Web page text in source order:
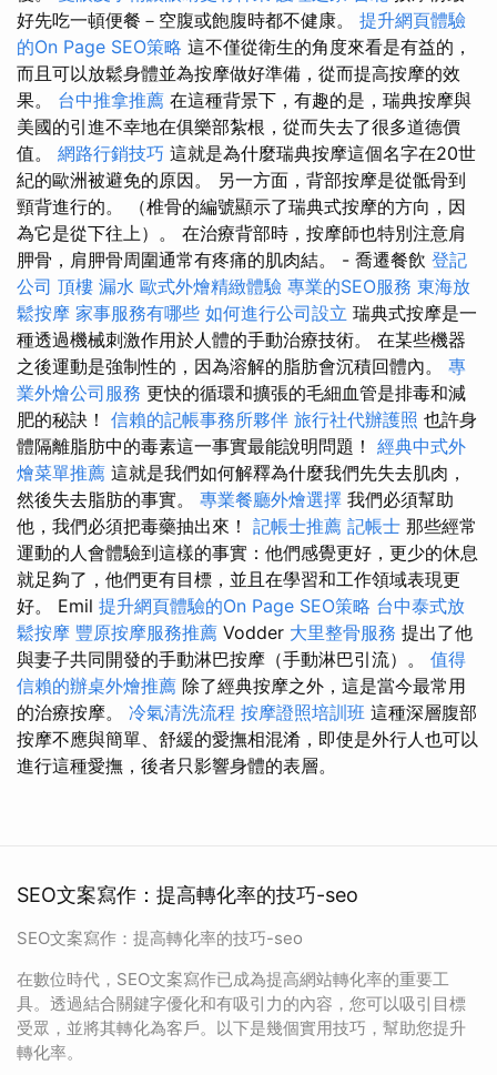
好先吃一頓便餐－空腹或飽腹時都不健康。 提升網頁體驗
的On Page SEO策略 這不僅從衛生的角度來看是有益的，
而且可以放鬆身體並為按摩做好準備，從而提高按摩的效
果。 台中推拿推薦 在這種背景下，有趣的是，瑞典按摩與
美國的引進不幸地在俱樂部紮根，從而失去了很多道德價
值。 網路行銷技巧 這就是為什麼瑞典按摩這個名字在20世
紀的歐洲被避免的原因。 另一方面，背部按摩是從骶骨到
頸背進行的。 （椎骨的編號顯示了瑞典式按摩的方向，因
為它是從下往上）。 在治療背部時，按摩師也特別注意肩
胛骨，肩胛骨周圍通常有疼痛的肌肉結。 - 喬遷餐飲 登記
公司 頂樓 漏水 歐式外燴精緻體驗 專業的SEO服務 東海放
鬆按摩 家事服務有哪些 如何進行公司設立 瑞典式按摩是一
種透過機械刺激作用於人體的手動治療技術。 在某些機器
之後運動是強制性的，因為溶解的脂肪會沉積回體內。 專
業外燴公司服務 更快的循環和擴張的毛細血管是排毒和減
肥的秘訣！ 信賴的記帳事務所夥伴 旅行社代辦護照 也許身
體隔離脂肪中的毒素這一事實最能說明問題！ 經典中式外
燴菜單推薦 這就是我們如何解釋為什麼我們先失去肌肉，
然後失去脂肪的事實。 專業餐廳外燴選擇 我們必須幫助
他，我們必須把毒藥抽出來！ 記帳士推薦 記帳士 那些經常
運動的人會體驗到這樣的事實：他們感覺更好，更少的休息
就足夠了，他們更有目標，並且在學習和工作領域表現更
好。 Emil 提升網頁體驗的On Page SEO策略 台中泰式放
鬆按摩 豐原按摩服務推薦 Vodder 大里整骨服務 提出了他
與妻子共同開發的手動淋巴按摩（手動淋巴引流）。 值得
信賴的辦桌外燴推薦 除了經典按摩之外，這是當今最常用
的治療按摩。 冷氣清洗流程 按摩證照培訓班 這種深層腹部
按摩不應與簡單、舒緩的愛撫相混淆，即使是外行人也可以
進行這種愛撫，後者只影響身體的表層。
SEO文案寫作：提高轉化率的技巧-seo
SEO文案寫作：提高轉化率的技巧-seo
在數位時代，SEO文案寫作已成為提高網站轉化率的重要工
具。透過結合關鍵字優化和有吸引力的內容，您可以吸引目標
受眾，並將其轉化為客戶。以下是幾個實用技巧，幫助您提升
轉化率。